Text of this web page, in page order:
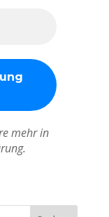
mehr in